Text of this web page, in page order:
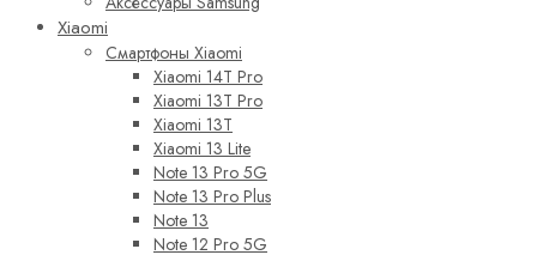
Xiaomi
Смартфоны Xiaomi
Xiaomi 14T Pro
Xiaomi 13T Pro
Xiaomi 13T
Xiaomi 13 Lite
Note 13 Pro 5G
Note 13 Pro Plus
Note 13
Note 12 Pro 5G